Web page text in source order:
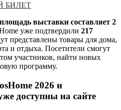
БИЛЕТ
выставки составляет 2
уже подтвердили 217
представлены товары для дома,
и отдыха. Посетители смогут
участников, найти новых
программу.
2026 и
доступны на сайте